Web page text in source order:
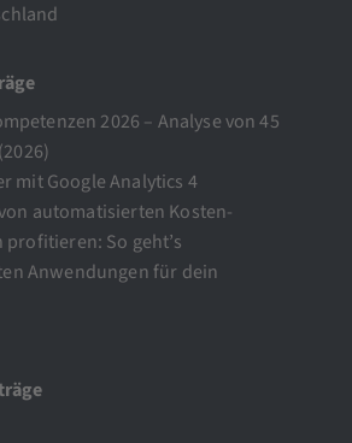
2026 – Analyse von 45
mit Google Analytics 4
automatisierten Kosten-
profitieren: So geht’s
Anwendungen für dein